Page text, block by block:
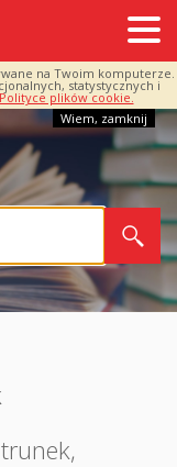
na Twoim komputerze.
statystycznych i
Polityce plików cookie.
Wiem, zamknij
,